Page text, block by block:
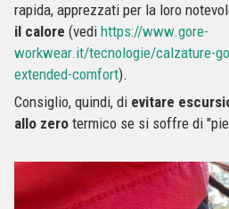
rapida, apprezzati per la loro
il calore (vedi https://www.gore-
workwear.it/tecnologie/calzature-
extended-comfort).
Consiglio, quindi, di evitare
allo zero termico se si soffre di